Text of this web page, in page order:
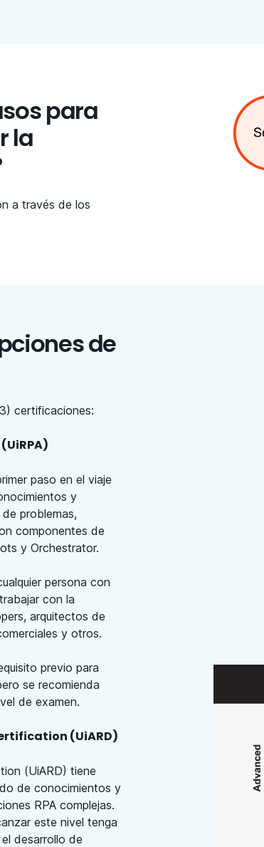
para
la
a través de los
de
certificaciones:
paso en el viaje
y
problemas,
componentes de
y Orchestrator.
persona con
con la
arquitectos de
y otros.
previo para
se recomienda
de examen.
(UiARD)
(UiARD) tiene
de conocimientos y
RPA complejas.
este nivel tenga
desarrollo de